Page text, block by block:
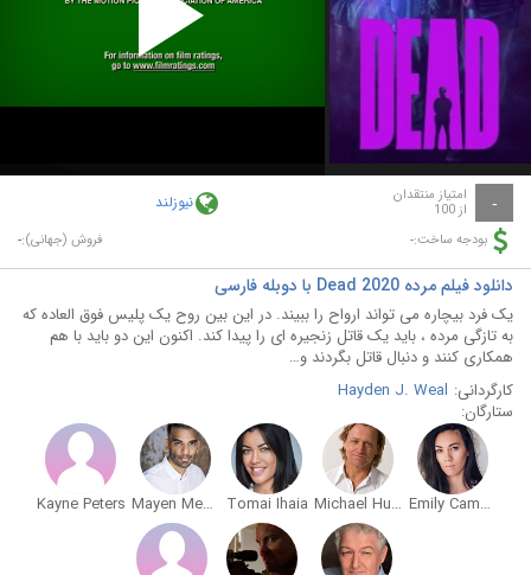
Play
Video
- امتیاز منتقدان
از 100 نیوزلند
بودجه ساخت:- فروش (جهانی):-
دانلود فیلم مرده Dead 2020 با دوبله فارسی
یک فرد بیچاره می تواند ارواح را ببیند. در این بین روح یک پلیس فوق العاده که
به تازگی مرده ، باید یک قاتل زنجیره ای را پیدا کند. اکنون این دو باید با هم
همکاری کنند و دنبال قاتل بگردند و…
کارگردانی: Hayden J. Weal
ستارگان:
Emily Campbell
Michael Hurst
Tomai Ihaia
Mayen Mehta
Kayne Peters